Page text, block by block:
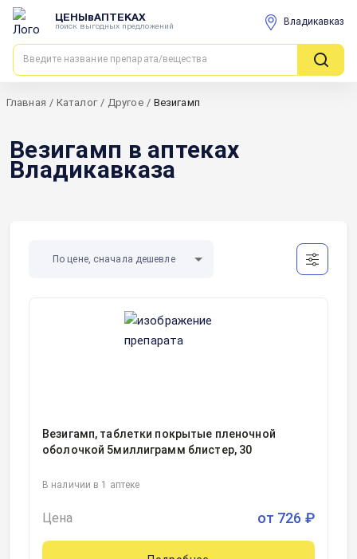
ЦЕНЫвАПТЕКАХ
поиск выгодных предложений Владикавказ
Главная / Каталог / Другое / Везигамп
Везигамп в аптеках
Владикавказа
По цене, сначала дешевле
Везигамп, таблетки покрытые пленочной
оболочкой 5миллиграмм блистер, 30
В наличии в 1 аптеке
Цена от 726 ₽